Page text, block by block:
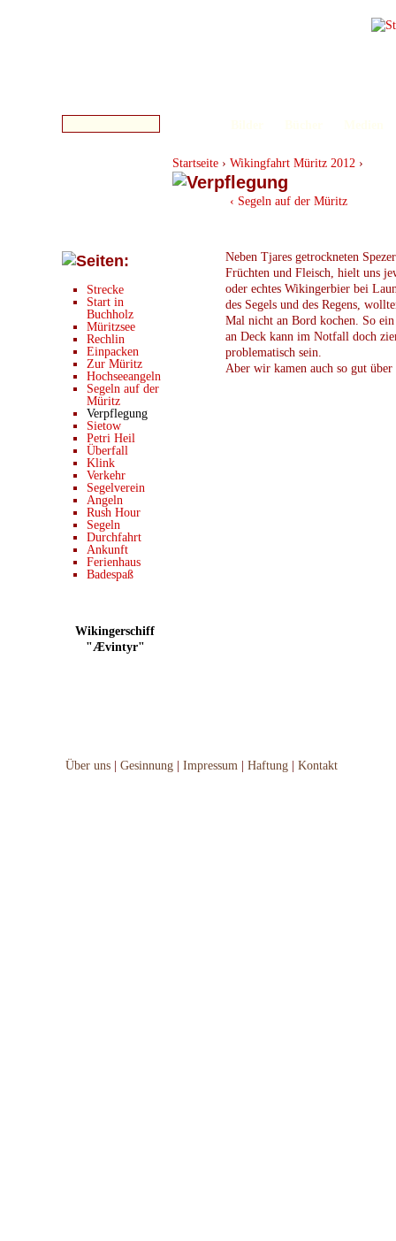
Startseite › Wikingfahrt Müritz 2012 ›
‹ Segeln auf der Müritz
Neben Tjares getrockneten
Früchten und Fleisch, hielt uns
oder echtes Wikingerbier bei
des Segels und des Regens,
Mal nicht an Bord kochen. So
an Deck kann im Notfall doch
problematisch sein.
Aber wir kamen auch so gut über
Strecke
Start in
Buchholz
Müritzsee
Rechlin
Einpacken
Zur Müritz
Hochseeangeln
Segeln auf der
Müritz
Verpflegung
Sietow
Petri Heil
Überfall
Klink
Verkehr
Segelverein
Angeln
Rush Hour
Segeln
Durchfahrt
Ankunft
Ferienhaus
Badespaß
Wikingerschiff
"Ævintyr"
Über uns Gesinnung Impressum Haftung Kontakt